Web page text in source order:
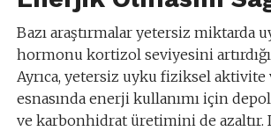
Bazı araştırmalar yetersiz miktarda
hormonu kortizol seviyesini
Ayrıca, yetersiz uyku fiziksel aktivite
esnasında enerji kullanımı için
ve karbonhidrat üretimini de azaltır.